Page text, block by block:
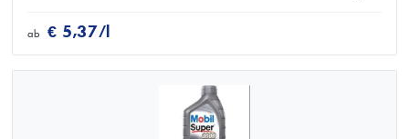
ab € 5,37/l